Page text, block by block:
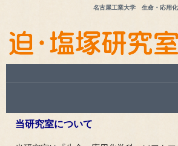
名古屋工業大学 生命・応用
当研究室について